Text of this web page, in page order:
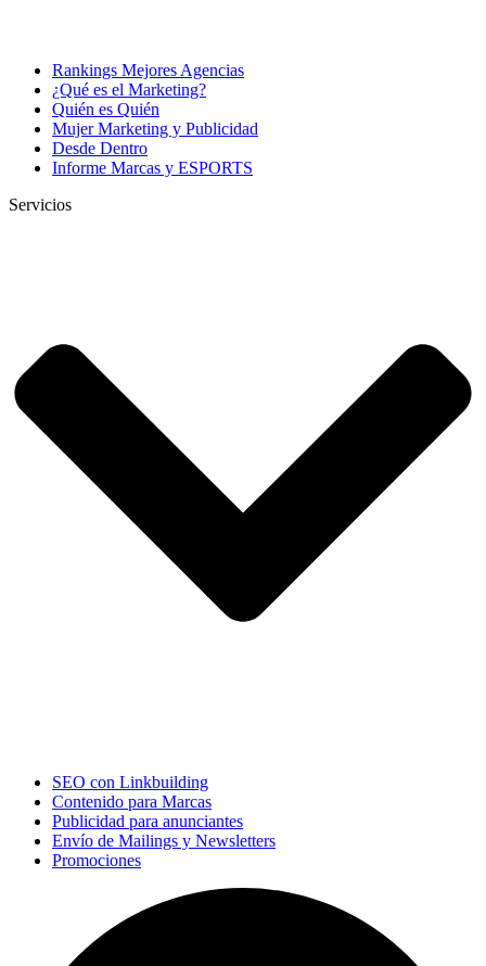
Rankings Mejores Agencias
¿Qué es el Marketing?
Quién es Quién
Mujer Marketing y Publicidad
Desde Dentro
Informe Marcas y ESPORTS
Servicios
SEO con Linkbuilding
Contenido para Marcas
Publicidad para anunciantes
Envío de Mailings y Newsletters
Promociones